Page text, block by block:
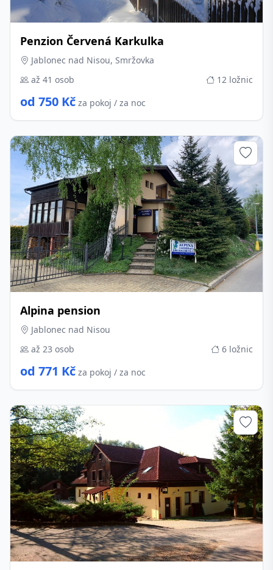
Penzion Červená Karkulka
Jablonec nad Nisou, Smržovka
až 41 osob
12 ložnic
od 750 Kč za pokoj / za noc
Alpina pension
Jablonec nad Nisou
až 23 osob
6 ložnic
od 771 Kč za pokoj / za noc